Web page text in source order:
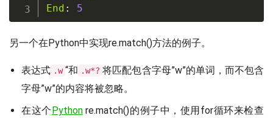
End : 5
另一个在Python中实现re.match()方法的例子。
表达式 .w “和 .w*? 将匹配包含字母”w”的单词，而不包含
字母”w”的内容将被忽略。
在这个Pythonre.match()的例子中，使用for循环来检查